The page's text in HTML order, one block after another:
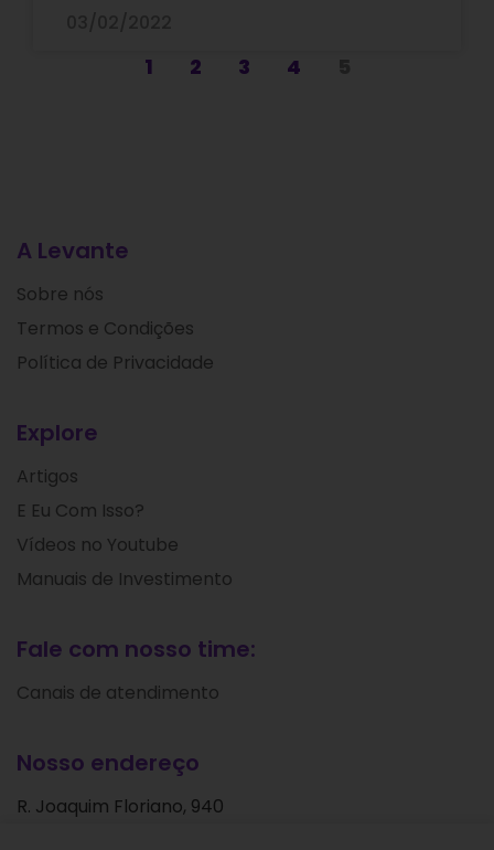
1 2 3 4
A Levante
Sobre nós
Termos e Condições
Política de Privacidade
Explore
Artigos
E Eu Com Isso?
Vídeos no Youtube
Manuais de Investimento
Fale com nosso time:
Canais de atendimento
Nosso endereço
R. Joaquim Floriano, 940